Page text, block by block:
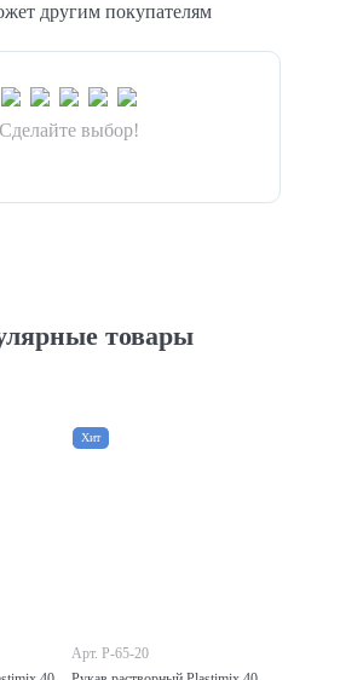
другим покупателям
Сделайте выбор!
товары
Хит
Арт. P-65-20